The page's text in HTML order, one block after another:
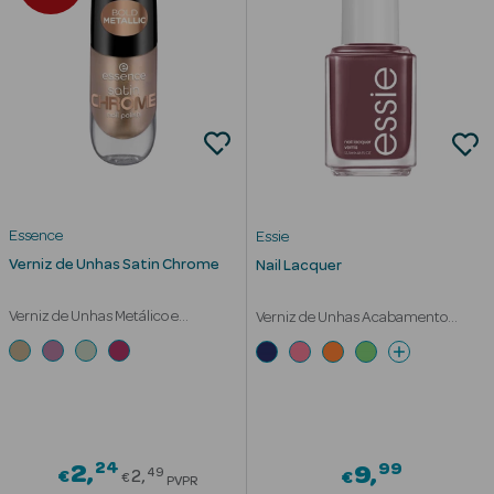
Cuidados de
Mãos
Coffrets
Ver Tudo
Solares
Protetores
Essence
Verniz de Unhas Satin Chrome
Verniz de Unhas Metálico e
Acetinado
€2 24Price reduced from
€2 49
PVPR
Essie
Nail Lacquer
Verniz de Unhas Acabamento
Brilhante
€9 99